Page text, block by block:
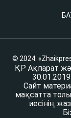
© 2024.
ҚР Ақпарат
Сайт
мақсатта
иесінің